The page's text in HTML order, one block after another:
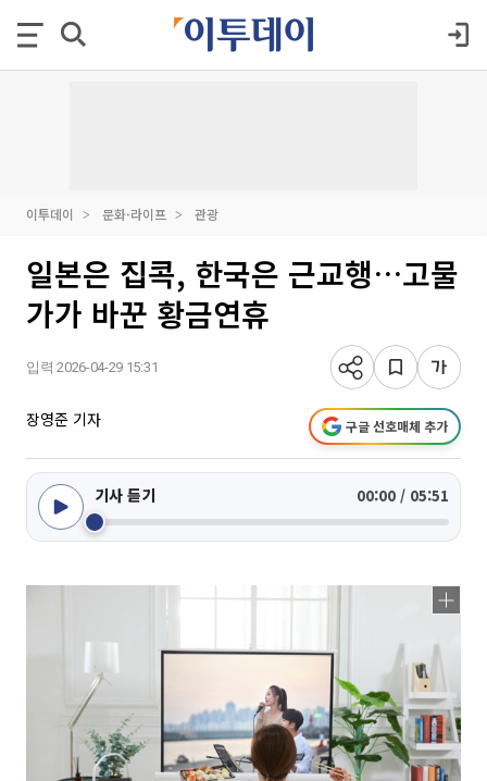
이투데이 문화·라이프 관광
일본은 집콕, 한국은 근교행…고물
가가 바꾼 황금연휴
입력 2026-04-29 15:31
장영준 기자 구글 선호매체 추가
기사 듣기 00:00 / 05:51